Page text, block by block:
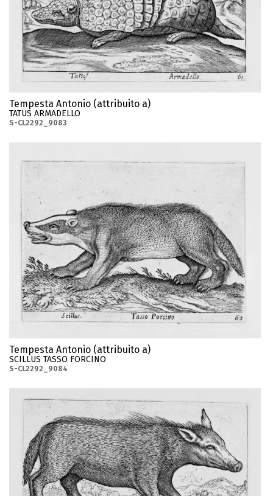
Tempesta Antonio (attribuito a)
TATUS ARMADELLO
S-CL2292_9083
Tempesta Antonio (attribuito a)
SCILLUS TASSO FORCINO
S-CL2292_9084